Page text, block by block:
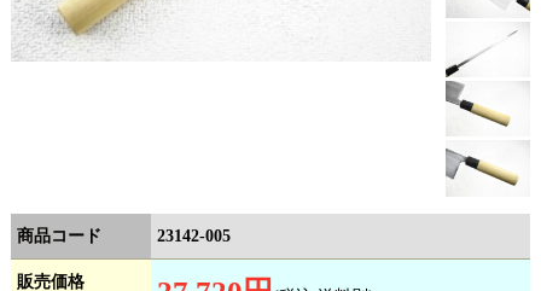
商品コード 23142-005
販売価格